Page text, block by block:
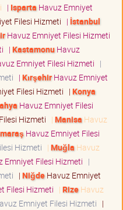
| Isparta Havuz Emniyet
Filesi Hizmeti | İstanbul
Havuz Emniyet Filesi Hizmeti
| KastamonuHavuz
Emniyet Filesi Hizmeti |
| KırşehirHavuz Emniyet
Filesi Hizmeti | Konya
Havuz Emniyet Filesi
Hizmeti | Manisa Havuz
Havuz Emniyet Filesi
Hizmeti | Muğla Havuz
Emniyet Filesi Hizmeti |
| NiğdeHavuz Emniyet
Filesi Hizmeti | RizeHavuz
Emniyet Filesi Hizmeti |